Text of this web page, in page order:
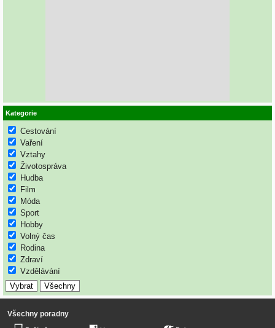
Kategorie
Cestování
Vaření
Vztahy
Životospráva
Hudba
Film
Móda
Sport
Hobby
Volný čas
Rodina
Zdraví
Vzdělávání
Všechny poradny